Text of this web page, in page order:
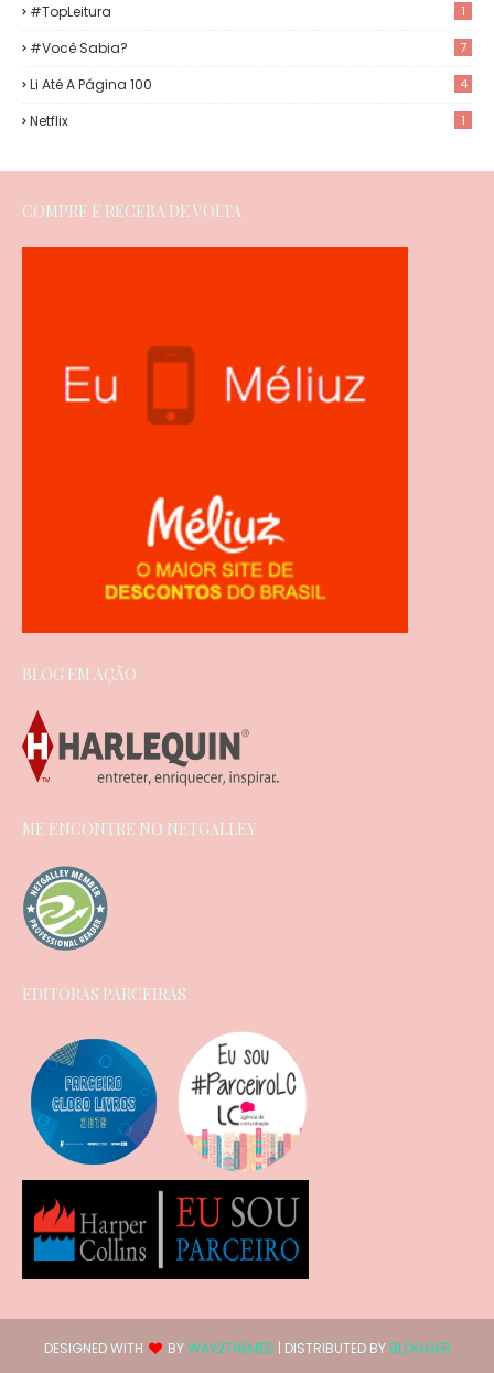
#TopLeitura 1
#Você Sabia? 7
Li Até A Página 100 4
Netflix 1
COMPRE E RECEBA DE VOLTA
BLOG EM AÇÃO
ME ENCONTRE NO NETGALLEY
EDITORAS PARCEIRAS
DESIGNED WITH BYWAY2THEMES | DISTRIBUTED BYBLOGGER